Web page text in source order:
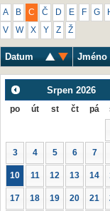
A B C Č D E F G
V W X Y Z Ž
Datum Jméno
Srpen 2026
po út st čt pá
3 4 5 6 7
10 11 12 13 14
17 18 19 20 21